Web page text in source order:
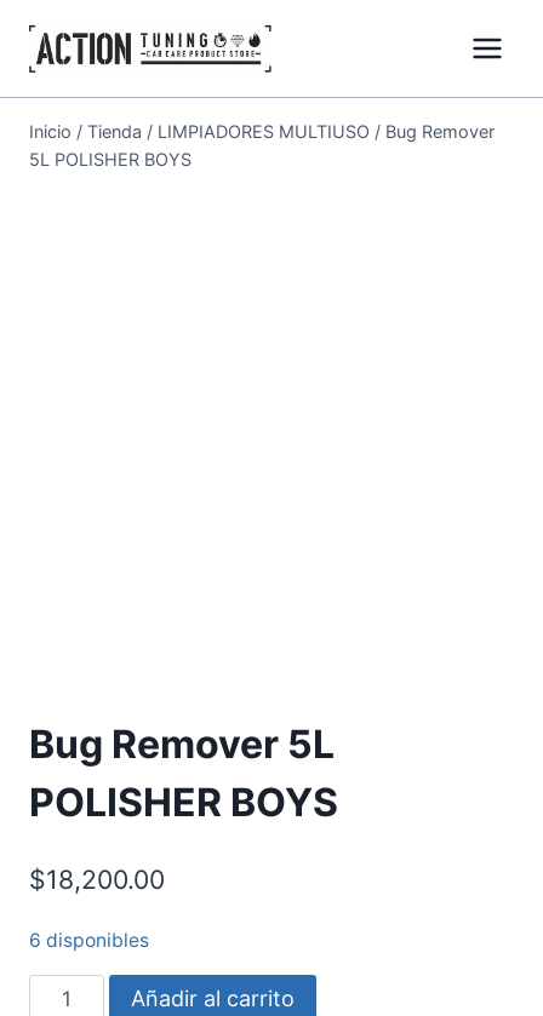
Inicio / Tienda / LIMPIADORES MULTIUSO / Bug Remover
5L POLISHER BOYS
Bug Remover 5L
POLISHER BOYS
$18,200.00
6 disponibles
Añadir al carrito